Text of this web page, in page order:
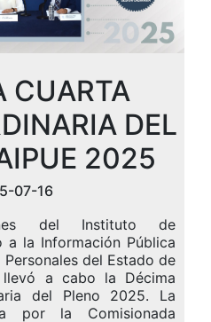
CUARTA
DEL
2025
07-16
del Instituto de
a la Información Pública
del Estado de
llevó a cabo la Décima
del Pleno 2025. La
por la Comisionada